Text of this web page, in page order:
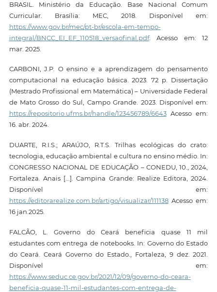
BRASIL. Ministério da Educação. Base Nacional Comum
Curricular. Brasília: MEC, 2018. Disponível em:
https://www.gov.br/mec/pt-br/escola-em-tempo-
integral/BNCC_EI_EF_110518_versaofinal.pdf. Acesso em: 12
mar. 2025.
CARBONI, J.P. O ensino e a aprendizagem do pensamento
computacional na educação básica. 2023. 72 p. Dissertação
(Mestrado Profissional em Matemática) – Universidade Federal
de Mato Grosso do Sul, Campo Grande. 2023. Disponível em:
https://repositorio.ufms.br/handle/123456789/6643Acesso em:
16. abr. 2024.
DUARTE, R.I.S.; ARAÚJO, R.T.S. Trilhas ecológicas do crato:
tecnologia, educação ambiental e cultura no ensino médio. In:
CONGRESSO NACIONAL DE EDUCAÇÃO – CONEDU, 10., 2024,
Fortaleza. Anais [...]. Campina Grande: Realize Editora, 2024.
Disponível em:
https://editorarealize.com.br/artigo/visualizar/111138Acesso em:
16 jan.2025.
FALCÃO, L. Governo do Ceará beneficia quase 11 mil
estudantes com entrega de notebooks. In: Governo do Estado
do Ceará. Ceará Governo do Estado., Fortaleza, 9 dez. 2021.
Disponível em:
https://www.seduc.ce.gov.br/2021/12/09/governo-do-ceara-
beneficia-quase-11-mil-estudantes-com-entrega-de-